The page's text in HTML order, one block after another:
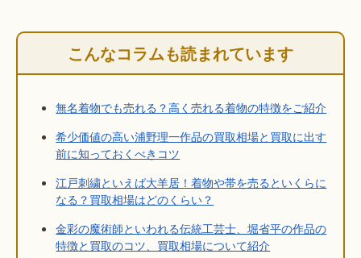
こんなコラムも読まれています
無名着物でも売れる？高く売れる着物の特徴をご紹介
希少価値の高い浦野理一作品の買取相場と買取に出す
前に知っておくべきコツ
江戸刺繍といえば大羊居！着物や帯を売るといくらに
なる？買取相場はどのくらい？
金彩の魔術師といわれる伝統工芸士、堀省平の作品の
特徴と買取のコツ、買取相場について紹介